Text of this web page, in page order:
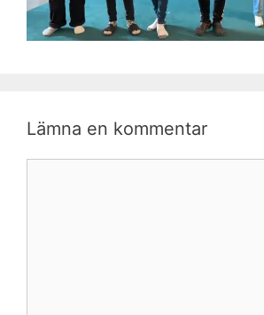
Lämna en kommentar